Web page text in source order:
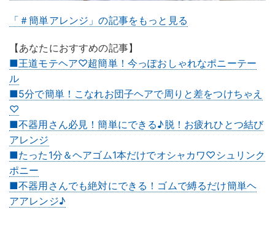
「＃簡単アレンジ」の記事をもっと見る
【あなたにおすすめの記事】
■王道モテヘア♡超簡単！今っぽおしゃれなポニーテー
ル
■5分で簡単！こなれお団子ヘアで周りと差をつけちゃえ
♡
■不器用さん必見！簡単にできる♪脱！お疲れひとつ結び
アレンジ
■たった1分＆ヘアゴム1本だけでオシャカワ♡シュリンク
ポニー
■不器用さんでも絶対にできる！ゴムで縛るだけ簡単ヘ
アアレンジ♪